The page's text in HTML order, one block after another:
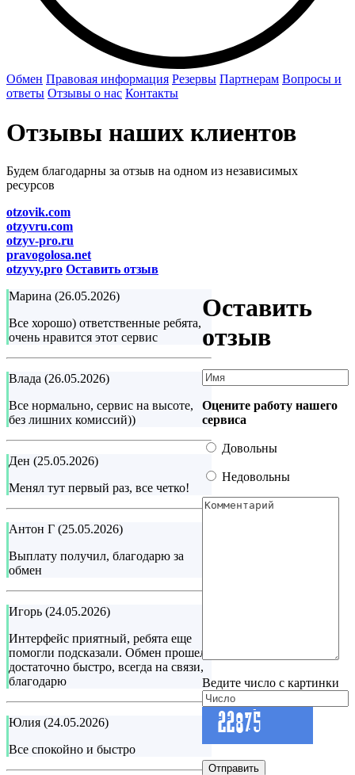
Обмен Правовая информация Резервы Партнерам Вопросы и
ответы Отзывы о нас Контакты
Отзывы наших клиентов
Будем благодарны за отзыв на одном из независимых
ресурсов
otzovik.com
otzyvru.com
otzyv-pro.ru
pravogolosa.net
otzyvy.pro Оставить отзыв
Марина (26.05.2026)
Все хорошо) ответственные ребята,
очень нравится этот сервис
Влада (26.05.2026)
Все нормально, сервис на высоте,
без лишних комиссий))
Ден (25.05.2026)
Менял тут первый раз, все четко!
Антон Г (25.05.2026)
Выплату получил, благодарю за
обмен
Игорь (24.05.2026)
Интерфейс приятный, ребята еще
помогли подсказали. Обмен прошел
достаточно быстро, всегда на связи,
благодарю
Юлия (24.05.2026)
Все спокойно и быстро
Оставить
отзыв
Оцените работу нашего
сервиса
Довольны
Недовольны
Ведите число с картинки
Отправить